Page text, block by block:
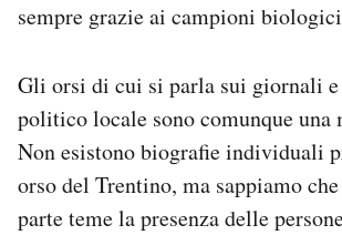
sempre grazie ai campioni
Gli orsi di cui si parla sui giornali
politico locale sono comunque una
Non esistono biografie individuali
orso del Trentino, ma sappiamo
parte teme la presenza delle